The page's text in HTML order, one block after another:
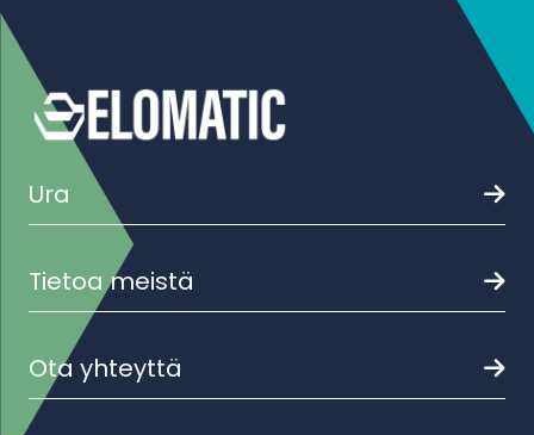
Ura
Tietoa meistä
Ota yhteyttä